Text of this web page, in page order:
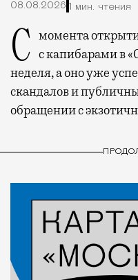
08.08.2026 1 мин. чтения
С момента открытия нового контактного кафе с капибарами в
неделя, а оно уже
скандалов и
обращении с